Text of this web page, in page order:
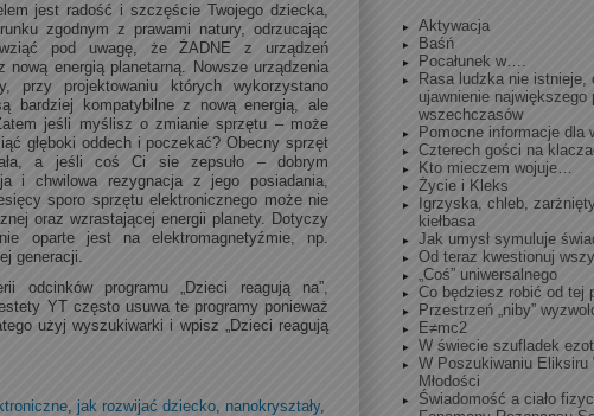
jest radość i szczęście Twojego dziecka,
zgodnym z prawami natury, odrzucając
pod uwagę, że ŻADNE z urządzeń
energią planetarną. Nowsze urządzenia
przy projektowaniu których wykorzystano
bardziej kompatybilne z nową energią, ale
jeśli myślisz o zmianie sprzętu – może
głęboki oddech i poczekać? Obecny sprzęt
a jeśli coś Ci sie zepsuło – dobrym
i chwilowa rezygnacja z jego posiadania,
sporo sprzętu elektronicznego może nie
oraz wzrastającej energii planety. Dotyczy
oparte jest na elektromagnetyźmie, np.
generacji.
odcinków programu „Dzieci reagują na”,
YT często usuwa te programy ponieważ
użyj wyszukiwarki i wpisz „Dzieci reagują
, jak rozwijać dziecko, nanokryształy,
Aktywacja
Baśń
Pocałunek w….
Rasa ludzka nie istnieje,
ujawnienie największego
wszechczasów
Pomocne informacje dla
Czterech gości na
Kto mieczem wojuje…
Życie i Kleks
Igrzyska, chleb,
kiełbasa
Jak umysł symuluje
Od teraz kwestionuj
„Coś” uniwersalnego
Co będziesz robić od tej
Przestrzeń „niby”
E≠mc2
W świecie szufladek
W Poszukiwaniu Eliksiru
Młodości
Świadomość a ciało